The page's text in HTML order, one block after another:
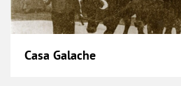
Casa Galache